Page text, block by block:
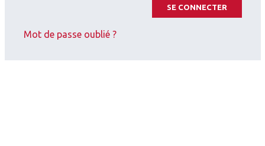
SE CONNECTER
Mot de passe oublié ?